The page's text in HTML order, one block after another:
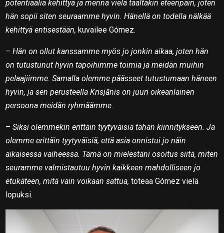
potentiaalia kehittyä ja mennä vielä täältäkin eteenpäin, joten
hän sopii siten seuraamme hyvin. Hänellä on todella nälkää
kehittyä entisestään, kuvailee Gómez.
–Hän on ollut kanssamme myös jo jonkin aikaa, joten hän
on tutustunut hyvin tapoihimme toimia ja meidän muihin
pelaajiimme. Samalla olemme päässeet tutustumaan häneen
hyvin, ja sen perusteella Krisjānis on juuri oikeanlainen
persoona meidän ryhmäämme.
–Siksi olemmekin erittäin tyytyväisiä tähän kiinnitykseen. Ja
olemme erittäin tyytyväisiä, että asia onnistui jo näin
aikaisessa vaiheessa. Tämä on mielestäni osoitus siitä, miten
seuramme valmistautuu hyvin kaikkeen mahdolliseen jo
etukäteen, mitä vain voikaan sattua, toteaa Gómez vielä
lopuksi.